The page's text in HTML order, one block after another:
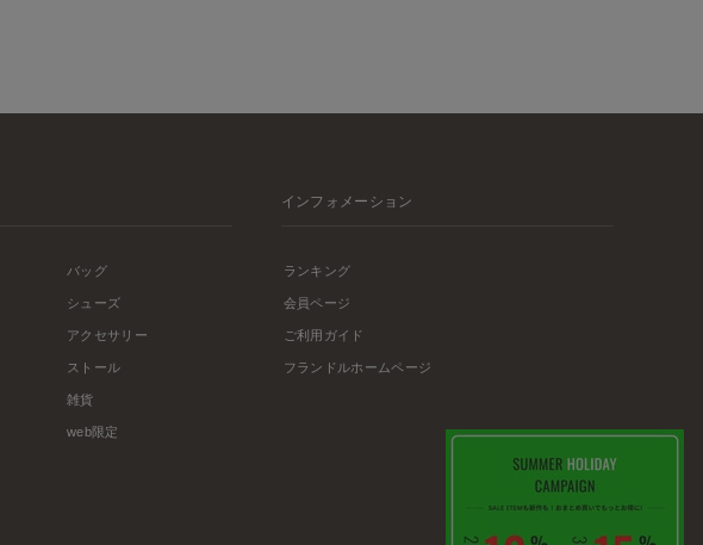
バッグ
シューズ
アクセサリー
ストール
雑貨
web限定
インフォメーション
ランキング
会員ページ
ご利用ガイド
フランドルホームページ